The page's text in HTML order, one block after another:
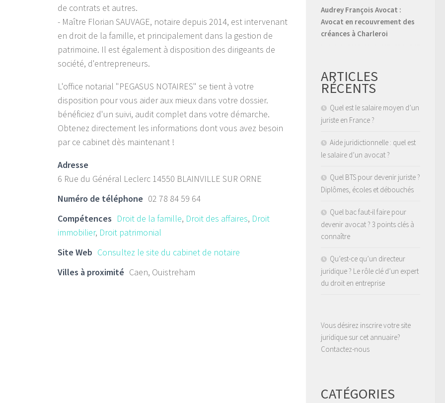
de contrats et autres.
- Maître Florian SAUVAGE, notaire depuis 2014, est intervenant
en droit de la famille, et principalement dans la gestion de
patrimoine. Il est également à disposition des dirigeants de
société, d'entrepreneurs.
L'office notarial "PEGASUS NOTAIRES" se tient à votre
disposition pour vous aider aux mieux dans votre dossier.
bénéficiez d'un suivi, audit complet dans votre démarche.
Obtenez directement les informations dont vous avez besoin
par ce cabinet dès maintenant !
Adresse
6 Rue du Général Leclerc 14550 BLAINVILLE SUR ORNE
Numéro de téléphone 02 78 84 59 64
Compétences Droit de la famille, Droit des affaires, Droit
immobilier, Droit patrimonial
Site Web Consultez le site du cabinet de notaire
Villes à proximité Caen, Ouistreham
Audrey François Avocat :
Avocat en recouvrement des
créances à Charleroi
ARTICLES
RÉCENTS
Quel est le salaire moyen d’un
juriste en France ?
Aide juridictionnelle : quel est
le salaire d’un avocat ?
Quel BTS pour devenir juriste ?
Diplômes, écoles et débouchés
Quel bac faut-il faire pour
devenir avocat ? 3 points clés à
connaître
Qu’est-ce qu’un directeur
juridique ? Le rôle clé d’un expert
du droit en entreprise
Vous désirez inscrire votre site
juridique sur cet annuaire?
Contactez-nous
CATÉGORIES